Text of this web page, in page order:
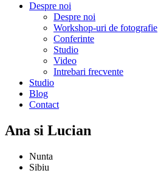
Despre noi
Despre noi
Workshop-uri de fotografie
Conferinte
Studio
Video
Intrebari frecvente
Studio
Blog
Contact
Ana si Lucian
Nunta
Sibiu